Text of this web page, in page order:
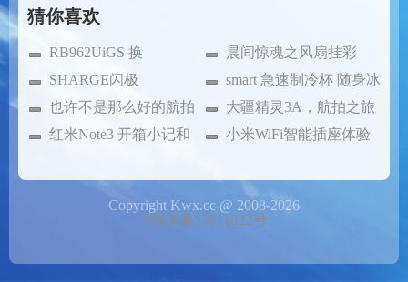
猜你喜欢
RB962UiGS 换
CCR1009-7G
晨间惊魂之风扇挂彩
SHARGE闪极
25600mAh 充电电源
smart 急速制冷杯 随身冰
箱体验
也许不是那么好的航拍
作品
大疆精灵3A，航拍之旅
起航
红米Note3 开箱小记和
小米WiFi智能插座体验
Copyright Kwx.cc @ 2008-2026
粤ICP备12011022号